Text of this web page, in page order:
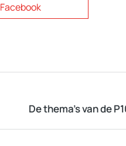
Facebook
De thema’s van de